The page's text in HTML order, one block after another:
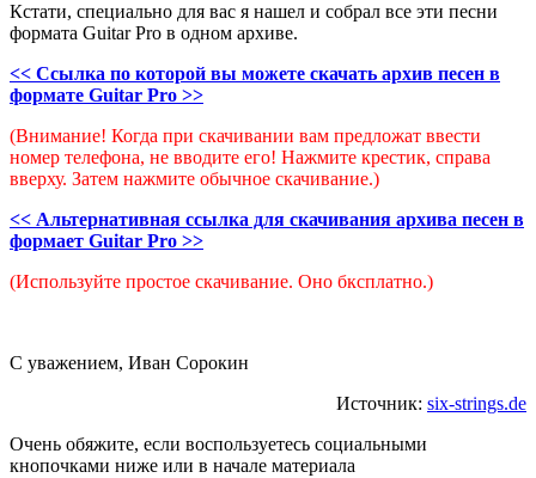
Кстати, специально для вас я нашел и собрал все эти песни
формата Guitar Pro в одном архиве.
<< Cсылка по которой вы можете скачать архив песен в
формате Guitar Pro >>
(Внимание! Когда при скачивании вам предложат ввести
номер телефона, не вводите его! Нажмите крестик, справа
вверху. Затем нажмите обычное скачивание.)
<< Альтернативная ссылка для скачивания архива песен в
формает Guitar Pro >>
(Используйте простое скачивание. Оно бксплатно.)
С уважением, Иван Сорокин
Источник: six-strings.de
Очень обяжите, если воспользуетесь социальными
кнопочками ниже или в начале материала